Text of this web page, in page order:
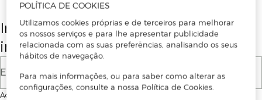
Insira o seu email para se registar ou
iniciar sessão.
E-mail
Ao continuar, aceitas as
POLÍTICA DE COOKIES
Utilizamos cookies próprias e de terceiros para melhorar
os nossos serviços e para lhe apresentar publicidade
relacionada com as suas preferências, analisando os seus
hábitos de navegação.
Para mais informações, ou para saber como alterar as
configurações, consulte a nossa Política de Cookies.